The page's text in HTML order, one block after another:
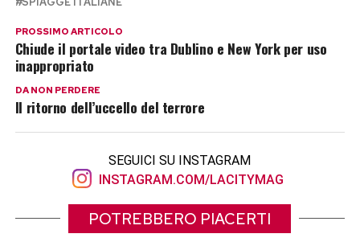
PROSSIMO ARTICOLO
Chiude il portale video tra Dublino e New York per uso
inappropriato
DA NON PERDERE
Il ritorno dell’uccello del terrore
SEGUICI SU INSTAGRAM
INSTAGRAM.COM/LACITYMAG
POTREBBERO PIACERTI